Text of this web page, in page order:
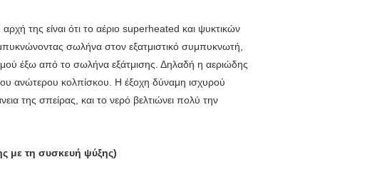
της είναι ότι το αέριο superheated και ψυκτικών
σωλήνα στον εξατμιστικό συμπυκνωτή,
έξω από το σωλήνα εξάτμισης. Δηλαδή η αεριώδης
ανώτερου κολπίσκου. Η έξοχη δύναμη ισχυρού
της σπείρας, και το νερό βελτιώνει πολύ την
με τη συσκευή ψύξης)